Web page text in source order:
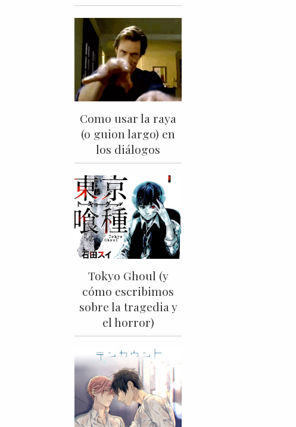
Como usar la raya
(o guion largo) en
los diálogos
Tokyo Ghoul (y
cómo escribimos
sobre la tragedia y
el horror)